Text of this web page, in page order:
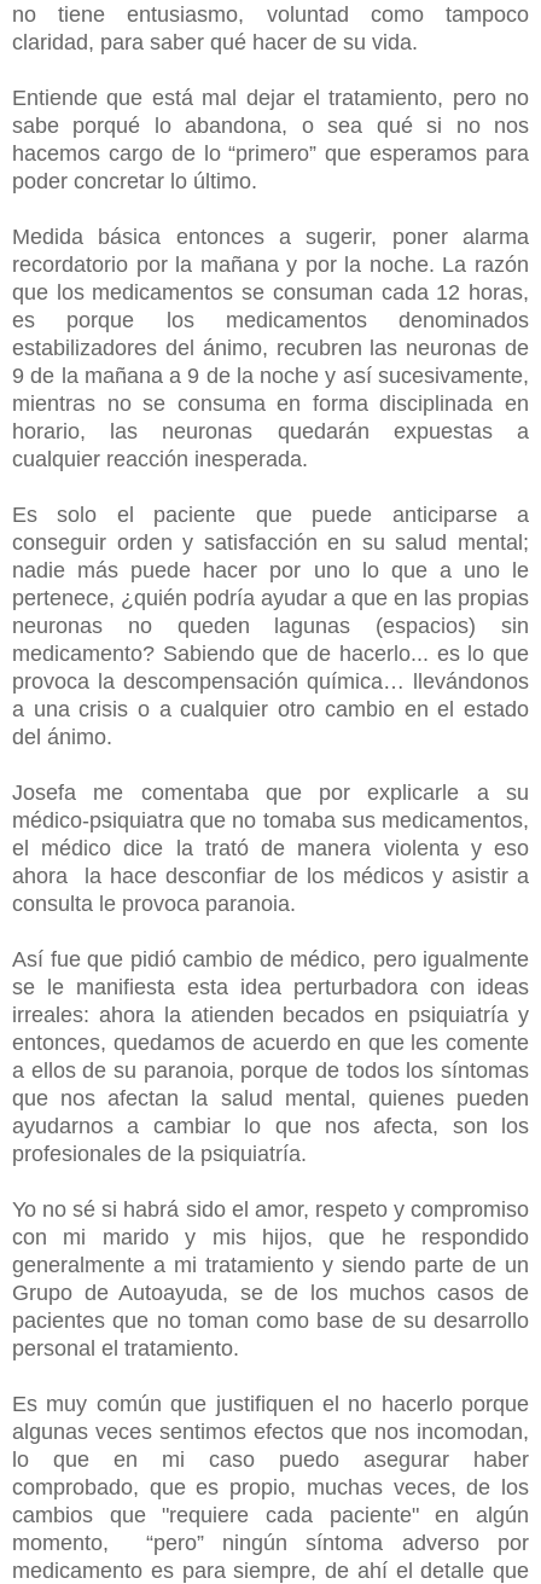
no tiene entusiasmo, voluntad como tampoco
claridad, para saber qué hacer de su vida.
Entiende que está mal dejar el tratamiento, pero no
sabe porqué lo abandona, o sea qué si no nos
hacemos cargo de lo “primero” que esperamos para
poder concretar lo último.
Medida básica entonces a sugerir, poner alarma
recordatorio por la mañana y por la noche. La razón
que los medicamentos se consuman cada 12 horas,
es porque los medicamentos denominados
estabilizadores del ánimo, recubren las neuronas de
9 de la mañana a 9 de la noche y así sucesivamente,
mientras no se consuma en forma disciplinada en
horario, las neuronas quedarán expuestas a
cualquier reacción inesperada.
Es solo el paciente que puede anticiparse a
conseguir orden y satisfacción en su salud mental;
nadie más puede hacer por uno lo que a uno le
pertenece, ¿quién podría ayudar a que en las propias
neuronas no queden lagunas (espacios) sin
medicamento? Sabiendo que de hacerlo... es lo que
provoca la descompensación química… llevándonos
a una crisis o a cualquier otro cambio en el estado
del ánimo.
Josefa me comentaba que por explicarle a su
médico-psiquiatra que no tomaba sus medicamentos,
el médico dice la trató de manera violenta y eso
ahora
la hace desconfiar de los médicos y asistir a
consulta le provoca paranoia.
Así fue que pidió cambio de médico, pero igualmente
se le manifiesta esta idea perturbadora con ideas
irreales: ahora la atienden becados en psiquiatría y
entonces, quedamos de acuerdo en que les comente
a ellos de su paranoia, porque de todos los síntomas
que nos afectan la salud mental, quienes pueden
ayudarnos a cambiar lo que nos afecta, son los
profesionales de la psiquiatría.
Yo no sé si habrá sido el amor, respeto y compromiso
con mi marido y mis hijos, que he respondido
generalmente a mi tratamiento y siendo parte de un
Grupo de Autoayuda, se de los muchos casos de
pacientes que no toman como base de su desarrollo
personal el tratamiento.
Es muy común que justifiquen el no hacerlo porque
algunas veces sentimos efectos que nos incomodan,
lo que en mi caso puedo asegurar haber
comprobado, que es propio, muchas veces, de los
cambios que "requiere cada paciente" en algún
momento,
“pero” ningún síntoma adverso por
medicamento es para siempre, de ahí el detalle que